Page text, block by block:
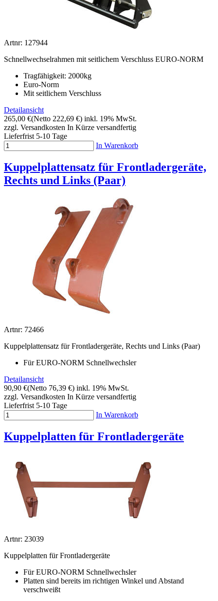
Artnr: 127944
Schnellwechselrahmen mit seitlichem Verschluss EURO-NORM
Tragfähigkeit: 2000kg
Euro-Norm
Mit seitlichem Verschluss
Detailansicht
265,00 €(Netto 222,69 €) inkl. 19% MwSt.
zzgl. Versandkosten In Kürze versandfertig
Lieferfrist 5-10 Tage
In Warenkorb
Kuppelplattensatz für Frontladergeräte,
Rechts und Links (Paar)
Artnr: 72466
Kuppelplattensatz für Frontladergeräte, Rechts und Links (Paar)
Für EURO-NORM Schnellwechsler
Detailansicht
90,90 €(Netto 76,39 €) inkl. 19% MwSt.
zzgl. Versandkosten In Kürze versandfertig
Lieferfrist 5-10 Tage
In Warenkorb
Kuppelplatten für Frontladergeräte
Artnr: 23039
Kuppelplatten für Frontladergeräte
Für EURO-NORM Schnellwechsler
Platten sind bereits im richtigen Winkel und Abstand
verschweißt